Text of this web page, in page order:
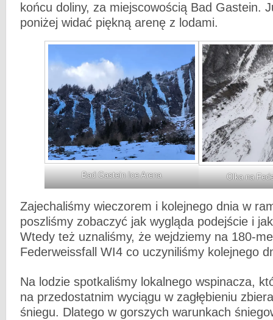
końcu doliny, za miejscowością Bad Gastein.
poniżej widać piękną arenę z lodami.
Bad Gastein Ice Arena Olka na
Zajechaliśmy wieczorem i kolejnego dnia w
poszliśmy zobaczyć jak wygląda podejście i
Wtedy też uznaliśmy, że wejdziemy na 180-
Federweissfall WI4 co uczyniliśmy kolejnego
Na lodzie spotkaliśmy lokalnego wspinacza,
na przedostatnim wyciągu w zagłębieniu
śniegu. Dlatego w gorszych warunkach